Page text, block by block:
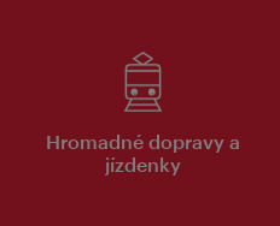
Hromadné dopravy a
jízdenky